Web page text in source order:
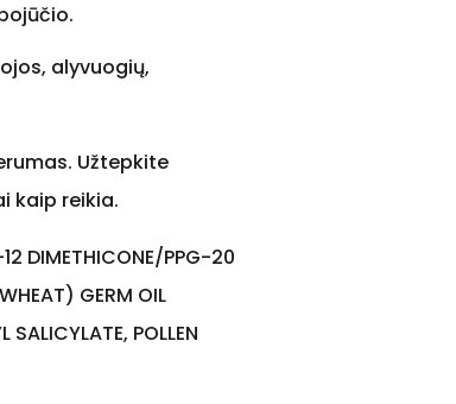
alyvuogių,
Užtepkite
kaip reikia.
12 DIMETHICONE/PPG-20
GERM OIL
SALICYLATE, POLLEN